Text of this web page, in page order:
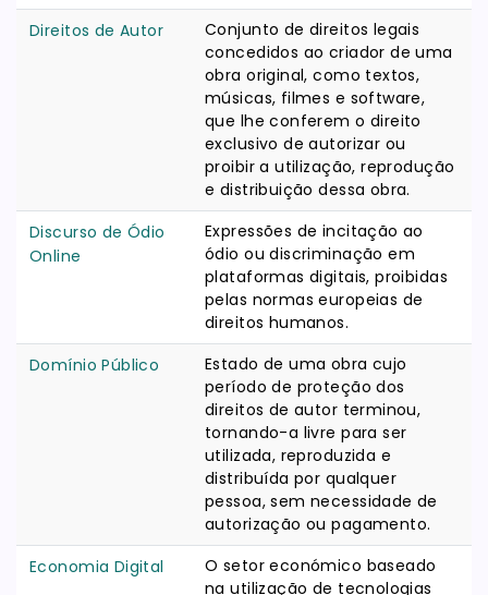
Direitos de Autor
Conjunto de direitos legais
concedidos ao criador de uma
obra original, como textos,
músicas, filmes e software,
que lhe conferem o direito
exclusivo de autorizar ou
proibir a utilização, reprodução
e distribuição dessa obra.
Discurso de Ódio
Online
Expressões de incitação ao
ódio ou discriminação em
plataformas digitais, proibidas
pelas normas europeias de
direitos humanos.
Domínio Público
Estado de uma obra cujo
período de proteção dos
direitos de autor terminou,
tornando-a livre para ser
utilizada, reproduzida e
distribuída por qualquer
pessoa, sem necessidade de
autorização ou pagamento.
Economia Digital
O setor económico baseado
na utilização de tecnologias